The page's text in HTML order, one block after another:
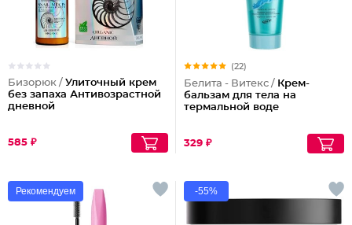
Бизорюк / Улиточный крем
без запаха Антивозрастной
дневной
585 ₽
(22)
Белита - Витекс / Крем-
бальзам для тела на
термальной воде
329 ₽
Рекомендуем -55%